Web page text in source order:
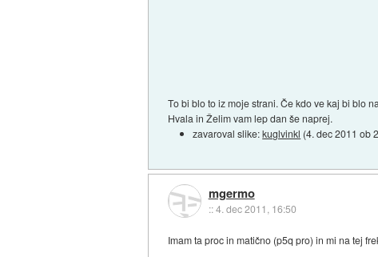
To bi blo to iz moje strani. Če kdo ve kaj bi blo
Hvala in Želim vam lep dan še naprej.
zavaroval slike:kuglvinkl (4. dec 2011 ob
mgermo
::4. dec 2011, 16:50
Imam ta proc in matično (p5q pro) in mi na tej